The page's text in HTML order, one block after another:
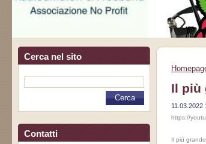
Cerca nel sito
Contatti
Il più
11.03.2022
https://
Il più